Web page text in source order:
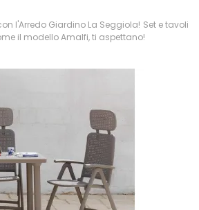
l'Arredo Giardino La Seggiola! Set e tavoli
il modello Amalfi, ti aspettano!